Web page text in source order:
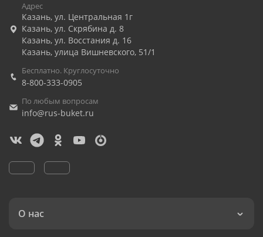
Адрес
Казань, ул. Центральная 1г
Казань, ул. Скрябина д. 8
Казань, ул. Восстания д. 16
Казань, улица Вишневского, 51/1
Бесплатно. Круглосуточно
8-800-333-0905
По любым вопросам
info@rus-buket.ru
О нас